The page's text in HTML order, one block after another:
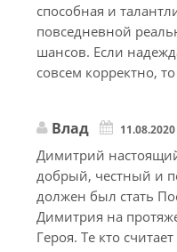
способная и
повседневной
шансов. Если
совсем корректно,
Влад 11.08.2020
Димитрий
добрый, честный и
должен был стать
Димитрия на
Героя. Те кто